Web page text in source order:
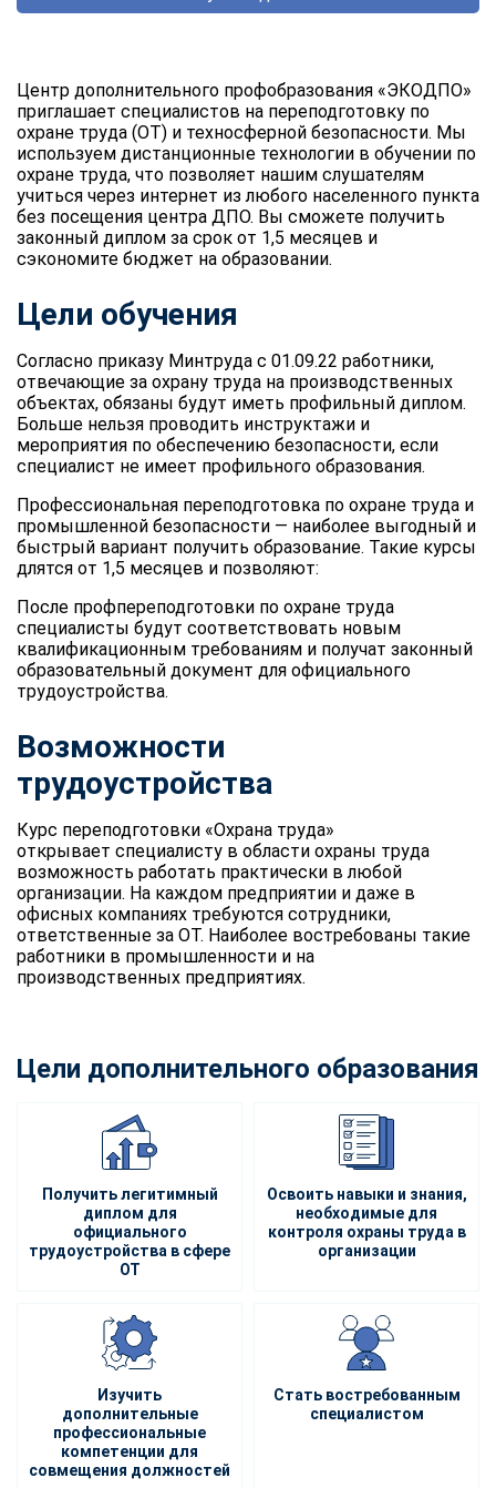
Центр дополнительного профобразования «ЭКОДПО»
приглашает специалистов на переподготовку по
охране труда (ОТ) и техносферной безопасности. Мы
используем дистанционные технологии в обучении по
охране труда, что позволяет нашим слушателям
учиться через интернет из любого населенного пункта
без посещения центра ДПО. Вы сможете получить
законный диплом за срок от 1,5 месяцев и
сэкономите бюджет на образовании.
Цели обучения
Согласно приказу Минтруда с 01.09.22 работники,
отвечающие за охрану труда на производственных
объектах, обязаны будут иметь профильный диплом.
Больше нельзя проводить инструктажи и
мероприятия по обеспечению безопасности, если
специалист не имеет профильного образования.
Профессиональная переподготовка по охране труда и
промышленной безопасности — наиболее выгодный и
быстрый вариант получить образование. Такие курсы
длятся от 1,5 месяцев и позволяют:
После профпереподготовки по охране труда
специалисты будут соответствовать новым
квалификационным требованиям и получат законный
образовательный документ для официального
трудоустройства.
Возможности
трудоустройства
Курс переподготовки «Охрана труда»
открывает специалисту в области охраны труда
возможность работать практически в любой
организации. На каждом предприятии и даже в
офисных компаниях требуются сотрудники,
ответственные за ОТ. Наиболее востребованы такие
работники в промышленности и на
производственных предприятиях.
Цели дополнительного образования
Получить легитимный
диплом для
официального
трудоустройства в сфере
ОТ
Освоить навыки и знания,
необходимые для
контроля охраны труда в
организации
Изучить
дополнительные
профессиональные
компетенции для
совмещения должностей
Стать востребованным
специалистом